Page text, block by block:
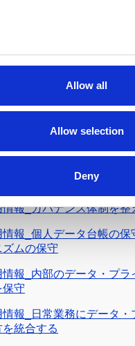
Allow all
Allow selection
Deny
ジンをご購読頂きますと
情報_ガバナンス体制を整
情報_個人データ台帳の保
ズムの保守
情報_内部のデータ・プラ
保守
情報_日常業務にデータ・
を統合する